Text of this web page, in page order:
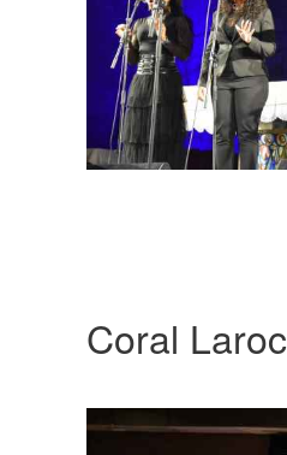
Coral Laroc